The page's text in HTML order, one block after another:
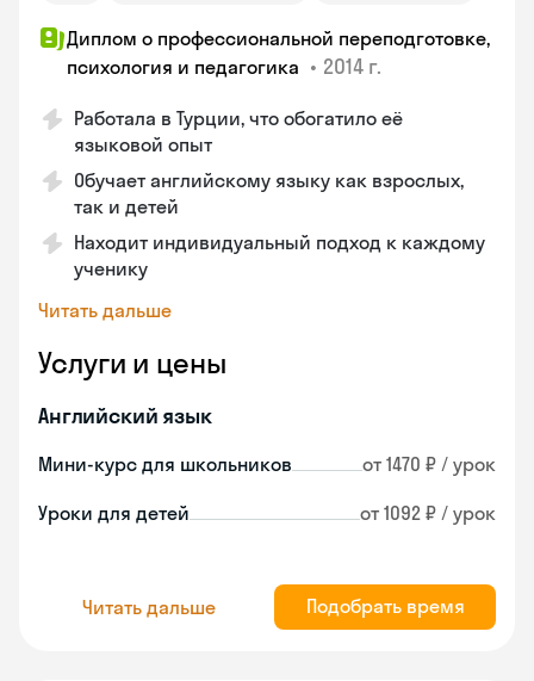
Диплом о профессиональной переподготовке,
психология и педагогика • 2014 г.
Работала в Турции, что обогатило её
языковой опыт
Обучает английскому языку как взрослых,
так и детей
Находит индивидуальный подход к каждому
ученику
Читать дальше
Услуги и цены
Английский язык
Мини-курс для школьников от 1470 ₽ / урок
Уроки для детей от 1092 ₽ / урок
Читать дальше Подобрать время